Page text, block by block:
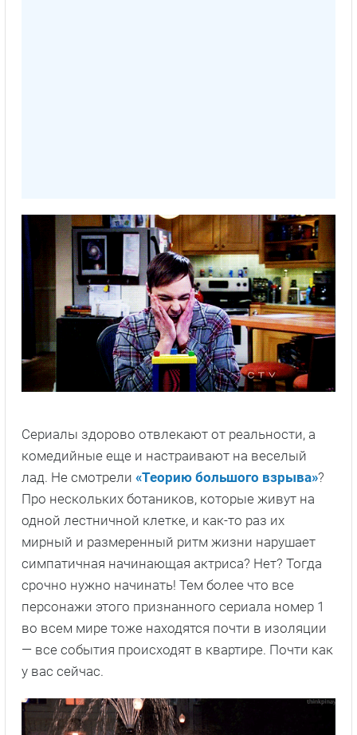
Сериалы здорово отвлекают от реальности, а
комедийные еще и настраивают на веселый
лад. Не смотрели «Теорию большого взрыва»?
Про нескольких ботаников, которые живут на
одной лестничной клетке, и как-то раз их
мирный и размеренный ритм жизни нарушает
симпатичная начинающая актриса? Нет? Тогда
срочно нужно начинать! Тем более что все
персонажи этого признанного сериала номер 1
во всем мире тоже находятся почти в изоляции
— все события происходят в квартире. Почти как
у вас сейчас.